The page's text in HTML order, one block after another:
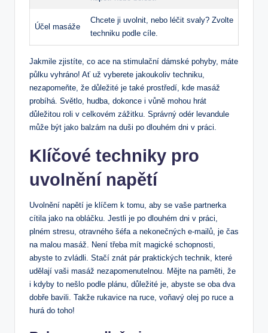
Účel masáže
Chcete ji uvolnit, ⁤nebo léčit svaly? Zvolte
techniku podle ⁢cíle.
Jakmile​ zjistíte, co ace na stimulační dámské pohyby, máte
půlku vyhráno! ​Ať ⁣už vyberete jakoukoliv techniku,
nezapomeňte, že důležité​ je také prostředí, kde masáž
⁢probíhá. Světlo, hudba, dokonce i vůně mohou hrát⁤
důležitou roli v celkovém zážitku. ​Správný odér levandule
může být jako balzám na duši po dlouhém ‌dni v práci.
Klíčové ⁣techniky pro
uvolnění napětí
Uvolnění napětí je klíčem k tomu, aby se vaše partnerka
cítila jako na obláčku. Jestli​ je po dlouhém dni v práci,
plném stresu, otravného šéfa a nekonečných⁢ e-mailů, je ⁣čas
na malou masáž. Není třeba mít magické schopnosti,
⁢abyste ‌to zvládli. Stačí znát pár praktických‌ technik, které
udělají vaši masáž nezapomenutelnou. Mějte na​ paměti, že⁤
i kdyby to⁣ nešlo podle plánu, důležité je, abyste se oba ⁣dva
dobře bavili. Takže‌ rukavice na ruce, voňavý olej po ruce a
hurá do toho!